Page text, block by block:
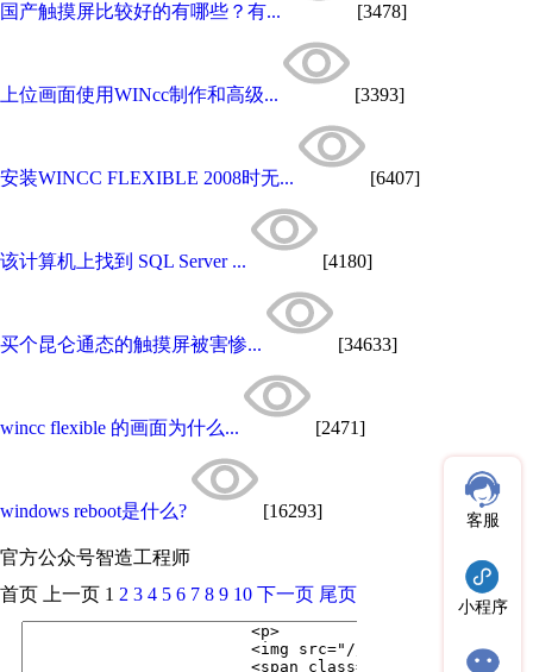
国产触摸屏比较好的有哪些？有... [3478]
上位画面使用WINcc制作和高级... [3393]
安装WINCC FLEXIBLE 2008时无... [6407]
该计算机上找到 SQL Server ... [4180]
买个昆仑通态的触摸屏被害惨... [34633]
wincc flexible 的画面为什么... [2471]
windows reboot是什么? [16293]
官方公众号智造工程师
客服
小程序
首页 上一页 1 2 3 4 5 6 7 8 9 10 下一页 尾页